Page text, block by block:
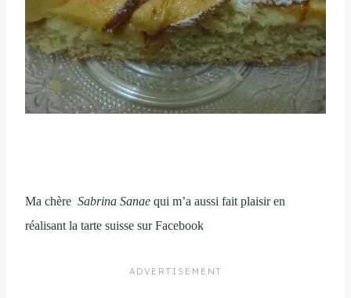
Ma chère Sabrina Sanae qui m’a aussi fait plaisir en
réalisant la tarte suisse sur Facebook